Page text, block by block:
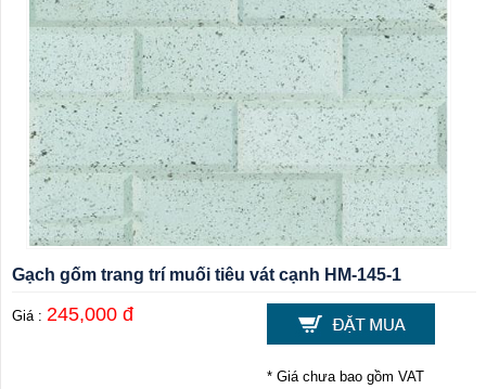
Gạch gốm trang trí muối tiêu vát cạnh HM-145-1
Giá : 245,000 đ
* Giá chưa bao gồm VAT